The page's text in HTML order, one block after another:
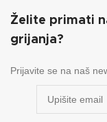
Želite primati
grijanja?
Prijavite se na naš